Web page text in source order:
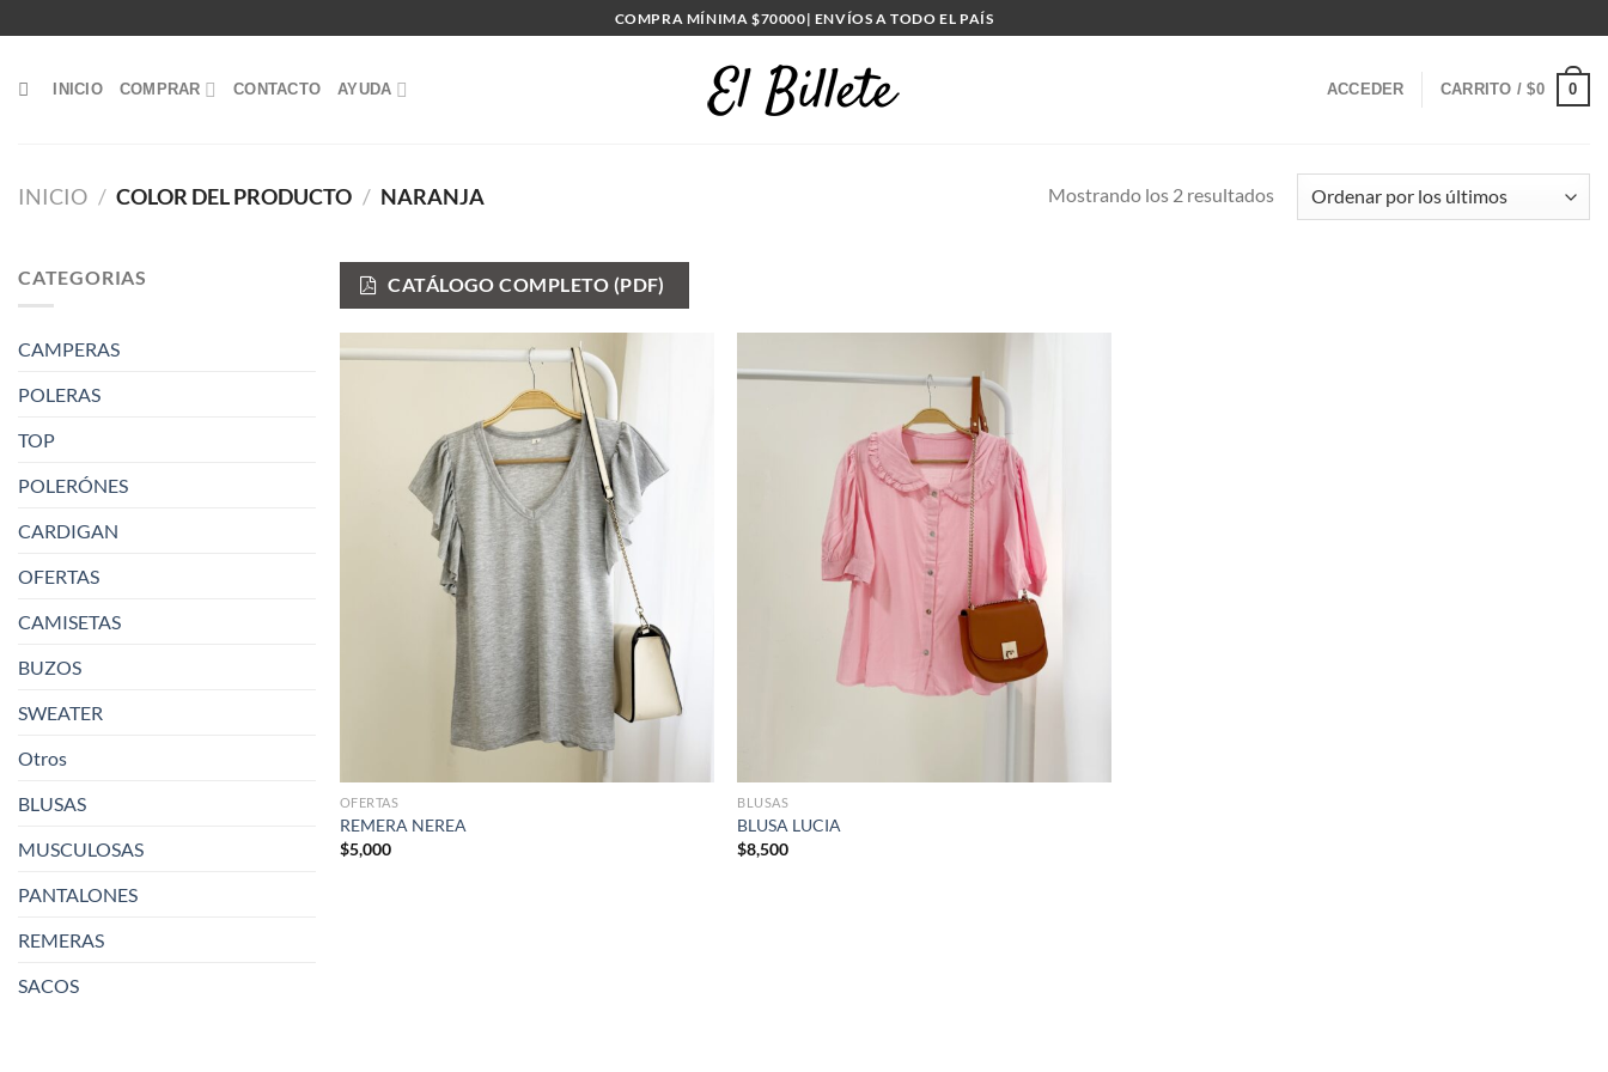
al
COMPRA MÍNIMA $70000| ENVÍOS A TODO EL PAÍS
INICIO COMPRAR CONTACTO AYUDA ACCEDER CARRITO /$0 0
INICIO / COLOR DEL PRODUCTO / NARANJA Mostrando los 2 resultadosOrdenado
por
CATEGORIAS
CAMPERAS
POLERAS
TOP
POLERÓNES
CARDIGAN
OFERTAS
CAMISETAS
BUZOS
SWEATER
Otros
BLUSAS
MUSCULOSAS
PANTALONES
REMERAS
SACOS
CATÁLOGO COMPLETO (PDF)
OFERTAS
REMERA NEREA
$5,000
BLUSAS
BLUSA LUCIA
$8,500